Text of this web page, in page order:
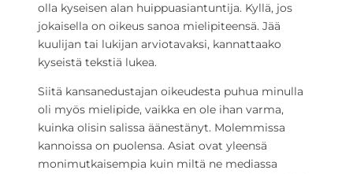
olla kyseisen alan huippuasiantuntija. Kyllä, jos
jokaisella on oikeus sanoa mielipiteensä. Jää
kuulijan tai lukijan arviotavaksi, kannattaako
kyseistä tekstiä lukea.
Siitä kansanedustajan oikeudesta puhua minulla
oli myös mielipide, vaikka en ole ihan varma,
kuinka olisin salissa äänestänyt. Molemmissa
kannoissa on puolensa. Asiat ovat yleensä
monimutkaisempia kuin miltä ne mediassa